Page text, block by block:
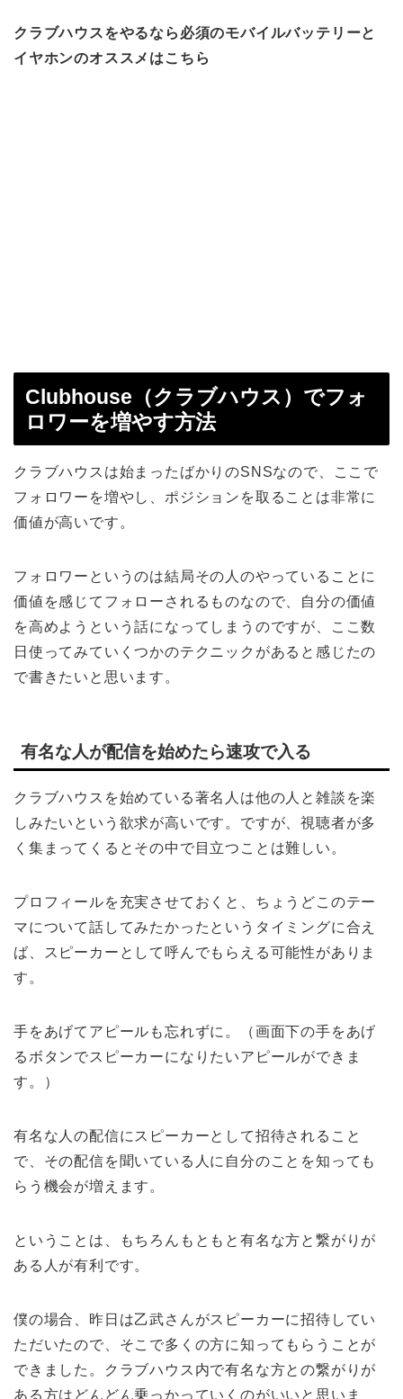
クラブハウスをやるなら必須のモバイルバッテリーと
イヤホンのオススメはこちら
Clubhouse（クラブハウス）でフォ
ロワーを増やす方法
クラブハウスは始まったばかりのSNSなので、ここで
フォロワーを増やし、ポジションを取ることは非常に
価値が高いです。
フォロワーというのは結局その人のやっていることに
価値を感じてフォローされるものなので、自分の価値
を高めようという話になってしまうのですが、ここ数
日使ってみていくつかのテクニックがあると感じたの
で書きたいと思います。
有名な人が配信を始めたら速攻で入る
クラブハウスを始めている著名人は他の人と雑談を楽
しみたいという欲求が高いです。ですが、視聴者が多
く集まってくるとその中で目立つことは難しい。
プロフィールを充実させておくと、ちょうどこのテー
マについて話してみたかったというタイミングに合え
ば、スピーカーとして呼んでもらえる可能性がありま
す。
手をあげてアピールも忘れずに。（画面下の手をあげ
るボタンでスピーカーになりたいアピールができま
す。）
有名な人の配信にスピーカーとして招待されること
で、その配信を聞いている人に自分のことを知っても
らう機会が増えます。
ということは、もちろんもともと有名な方と繋がりが
ある人が有利です。
僕の場合、昨日は乙武さんがスピーカーに招待してい
ただいたので、そこで多くの方に知ってもらうことが
できました。クラブハウス内で有名な方との繋がりが
ある方はどんどん乗っかっていくのがいいと思いま